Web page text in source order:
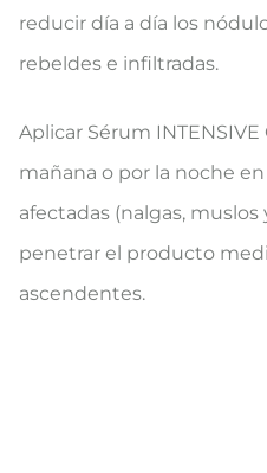
reducir día a día los
rebeldes e infiltradas.
Aplicar Sérum INTENSIVE
mañana o por la noche
afectadas (nalgas,
penetrar el producto
ascendentes.